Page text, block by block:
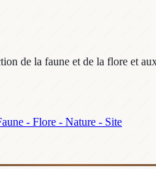
de la faune et de la flore et
- Flore - Nature - Site